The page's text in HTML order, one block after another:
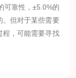
靠性，±5.0%的
。但对于某些需要
程，可能需要寻找